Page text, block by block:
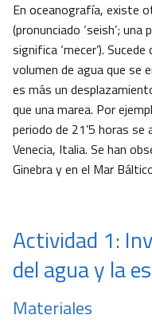
En oceanografía, existe
(pronunciado ‘seish’;
significa ‘mecer’).
volumen de agua que se
es más un
que una marea. Por
periodo de 21’5 horas se
Venecia, Italia. Se han
Ginebra y en el Mar
Actividad 1:
del agua y la
Materiales